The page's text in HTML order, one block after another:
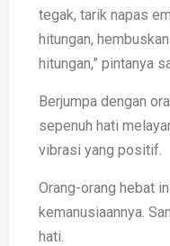
tegak, tarik napas
hitungan,
hitungan,” pintanya
Berjumpa dengan
sepenuh hati
vibrasi yang positif.
Orang-orang hebat
kemanusiaannya.
hati.